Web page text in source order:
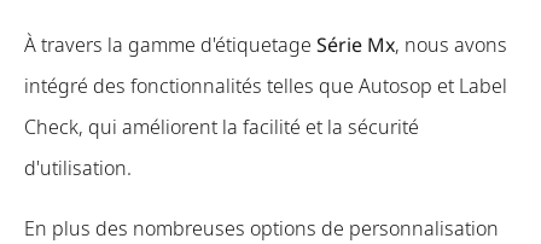
À travers la gamme d'étiquetage Série Mx, nous avons
intégré des fonctionnalités telles que Autosop et Label
Check, qui améliorent la facilité et la sécurité
d'utilisation.
En plus des nombreuses options de personnalisation